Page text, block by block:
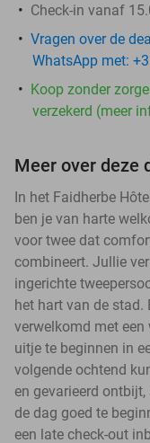
Check-in vanaf
Vragen over de
WhatsApp met:
Koop zonder
verzekerd (meer
Meer over deze
In het Faidherbe
ben je van harte
voor twee dat
combineert. Jullie
ingerichte
het hart van de
verwelkomd met
uitje te beginnen in
volgende ochtend
en gevarieerd
de dag goed te
een late check-out